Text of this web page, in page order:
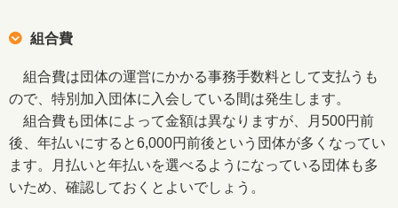
組合費
組合費は団体の運営にかかる事務手数料として支払うも
ので、特別加入団体に入会している間は発生します。
組合費も団体によって金額は異なりますが、月500円前
後、年払いにすると6,000円前後という団体が多くなってい
ます。月払いと年払いを選べるようになっている団体も多
いため、確認しておくとよいでしょう。